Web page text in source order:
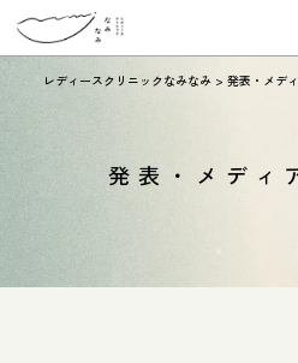
レディースクリニックなみなみ> 発表・メデ
発表・メディ